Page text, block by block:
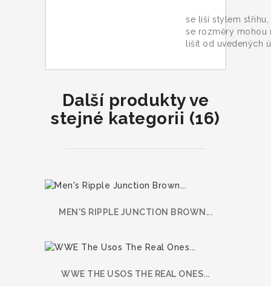
se liší stylem
se rozměry mohou
lišit od uvedených
Další produkty ve
stejné kategorii (16)
MEN'S RIPPLE JUNCTION BROWN...
WWE THE USOS THE REAL ONES...